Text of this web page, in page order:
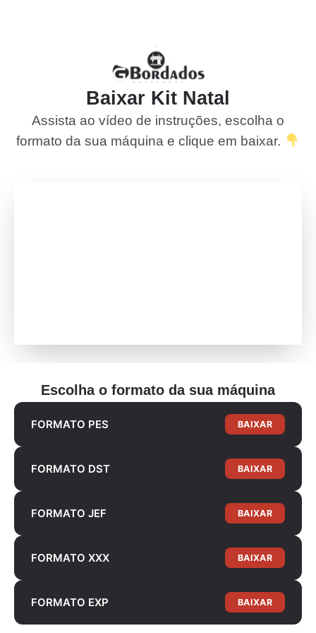
Baixar Kit Natal
Assista ao vídeo de instruções, escolha o
formato da sua máquina e clique em baixar.
Escolha o formato da sua máquina
FORMATO PES BAIXAR
FORMATO DST BAIXAR
FORMATO JEF BAIXAR
FORMATO XXX BAIXAR
FORMATO EXP BAIXAR